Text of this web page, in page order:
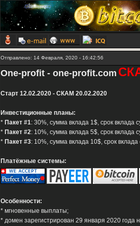
Отправлено: 14 Февраля, 2020 - 16:42:56
One-profit - one-profit.com
Старт 12.02.2020 - СКАМ 20.02.2020
Инвестиционные планы:
* Пакет #1: 30%, сумма вклада 1$, срок вклада
* Пакет #2: 10%, сумма вклада 5$, срок вклада
* Пакет #3: 10%, сумма вклада 10$, срок
Платёжные системы:
Особенности:
* мгновенные выплаты;
* домен зарегистрирован 29 января 2020 года